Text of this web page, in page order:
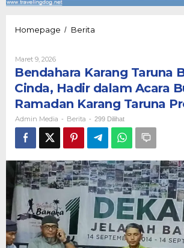
Homepage / Berita
Basit
Cinda,
Hadir
dalam
Acara
Bukber
Ramadan
Karang
Taruna
Provinsi
Maret 9, 2026Oleh
Admin
Media
Bendahara Karang Taruna
Cinda, Hadir dalam Acara
Ramadan Karang Taruna
Admin Media - Berita - 299 Dilihat